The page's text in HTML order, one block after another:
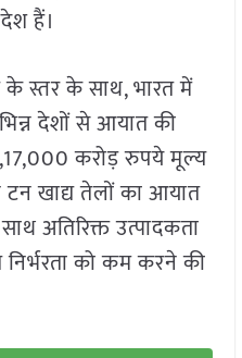
हैं।
के स्तर के साथ, भारत में
देशों से आयात की
करोड़ रुपये मूल्य
खाद्य तेलों का आयात
अतिरिक्त उत्पादकता
को कम करने की